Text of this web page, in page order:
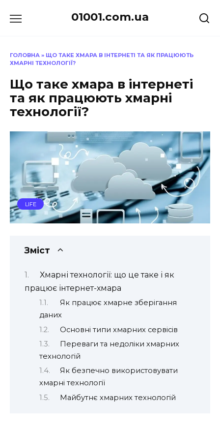
до
01001.com.ua
ГОЛОВНА » ЩО ТАКЕ ХМАРА В ІНТЕРНЕТІ ТА ЯК ПРАЦЮЮТЬ
ХМАРНІ ТЕХНОЛОГІЇ?
Що таке хмара в інтернеті
та як працюють хмарні
технології?
LIFE
Зміст
Хмарні технології: що це таке і як
працює інтернет-хмара
Як працює хмарне зберігання
даних
Основні типи хмарних сервісів
Переваги та недоліки хмарних
технологій
Як безпечно використовувати
хмарні технології
Майбутнє хмарних технологій